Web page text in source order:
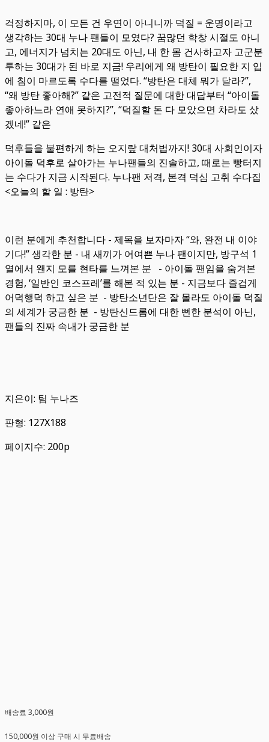
걱정하지마, 이 모든 건 우연이 아니니까 덕질 = 운명이라고
생각하는 30대 누나 팬들이 모였다? 꿈많던 학창 시절도 아니
고, 에너지가 넘치는 20대도 아닌, 내 한 몸 건사하고자 고군분
투하는 30대가 된 바로 지금! 우리에게 왜 방탄이 필요한 지 입
에 침이 마르도록 수다를 떨었다. “방탄은 대체 뭐가 달라?”,
“왜 방탄 좋아해?” 같은 고전적 질문에 대한 대답부터 “아이돌
좋아하느라 연애 못하지?”, “덕질할 돈 다 모았으면 차라도 샀
겠네!” 같은
덕후들을 불편하게 하는 오지랖 대처법까지! 30대 사회인이자
아이돌 덕후로 살아가는 누나팬들의 진솔하고, 때로는 빵터지
는 수다가 지금 시작된다. 누나팬 저격, 본격 덕심 고취 수다집
<오늘의 할 일 : 방탄>
이런 분에게 추천합니다 - 제목을 보자마자 “와, 완전 내 이야
기다!” 생각한 분 - 내 새끼가 어여쁜 누나 팬이지만, 방구석 1
열에서 왠지 모를 현타를 느껴본 분 - 아이돌 팬임을 숨겨본
경험, ‘일반인 코스프레’를 해본 적 있는 분 - 지금보다 즐겁게
어덕행덕 하고 싶은 분 - 방탄소년단은 잘 몰라도 아이돌 덕질
의 세계가 궁금한 분 - 방탄신드롬에 대한 뻔한 분석이 아닌,
팬들의 진짜 속내가 궁금한 분
지은이: 팀 누나즈
판형: 127X188
페이지수: 200p
배송료 3,000원
150,000원 이상 구매 시 무료배송